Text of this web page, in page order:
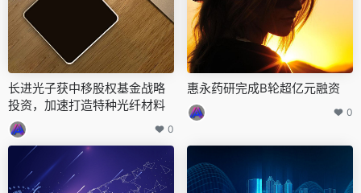
长进光子获中移股权基金战略
投资，加速打造特种光纤材料
0
惠永药研完成B轮超亿元融资
0